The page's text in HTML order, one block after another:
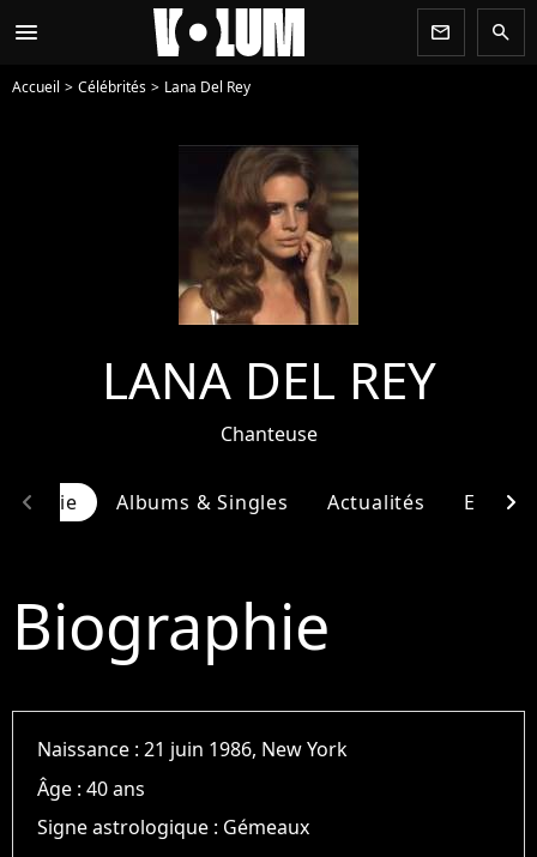
menu newsletter search
Accueil Célébrités Lana Del Rey
LANA DEL REY
Chanteuse
Albums & Singles Actualités
chevron_left chevron_right
Biographie
Naissance :21 juin 1986, New York
Âge :40 ans
Signe astrologique : Gémeaux